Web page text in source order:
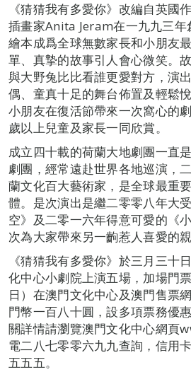
《猜猜我有多愛你》改編自英國
插畫家Anita Jeram在一九九三年
繪本成爲全球無數家長和小朋友
單、真摯的故事引人會心微笑。
與大野兔比比看誰更愛對方，演
偶、童真十足的舞台佈置及輕鬆
小朋友在復活節帶來一次窩心的
歲以上兒童及家長一同欣賞。
成立四十載的荷蘭大地劇團一直
劇團，經常遠赴世界各地巡演，
蘭文化百大藝術家，是全球最重
體。是次演出是繼二零零八年大
空》及二零一六年得意可愛的《
次為大家帶來另一齣惹人喜愛的
《猜猜我有多愛你》於三月三十
化中心小劇院上演五場，加場門
日）在澳門文化中心及澳門售票
門幣一百八十圓，設多項票務優
關詳情請瀏覽澳門文化中心網頁
電二八七零零六九九查詢，信用
五五五。